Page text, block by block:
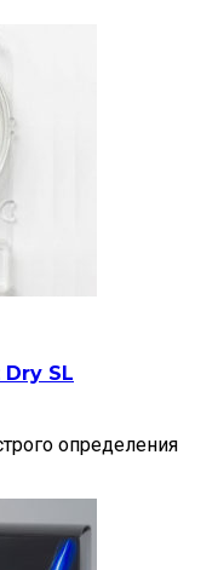
SL
определения